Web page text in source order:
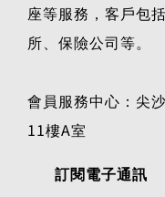
座等服務，客戶包
所、保險公司等。
會員服務中心：尖
11樓A室
訂閱電子通訊